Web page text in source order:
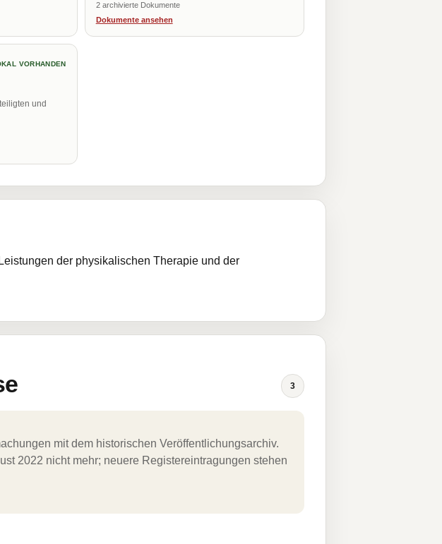
2 archivierte Dokumente
Dokumente ansehen
VORHANDEN
und
der physikalischen Therapie und der
3
mit dem historischen Veröffentlichungsarchiv.
2022 nicht mehr; neuere Registereintragungen stehen